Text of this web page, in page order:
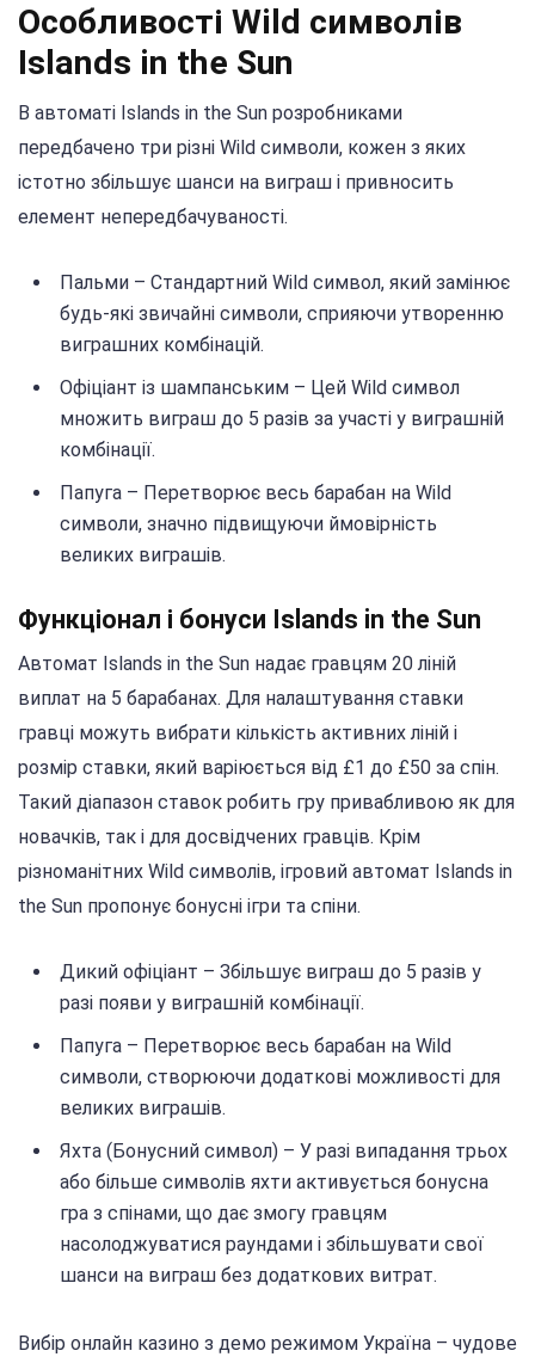
Особливості Wild символів
Islands in the Sun
В автоматі Islands in the Sun розробниками
передбачено три різні Wild символи, кожен з яких
істотно збільшує шанси на виграш і привносить
елемент непередбачуваності.
Пальми – Стандартний Wild символ, який замінює
будь-які звичайні символи, сприяючи утворенню
виграшних комбінацій.
Офіціант із шампанським – Цей Wild символ
множить виграш до 5 разів за участі у виграшній
комбінації.
Папуга – Перетворює весь барабан на Wild
символи, значно підвищуючи ймовірність
великих виграшів.
Функціонал і бонуси Islands in the Sun
Автомат Islands in the Sun надає гравцям 20 ліній
виплат на 5 барабанах. Для налаштування ставки
гравці можуть вибрати кількість активних ліній і
розмір ставки, який варіюється від £1 до £50 за спін.
Такий діапазон ставок робить гру привабливою як для
новачків, так і для досвідчених гравців. Крім
різноманітних Wild символів, ігровий автомат Islands in
the Sun пропонує бонусні ігри та спіни.
Дикий офіціант – Збільшує виграш до 5 разів у
разі появи у виграшній комбінації.
Папуга – Перетворює весь барабан на Wild
символи, створюючи додаткові можливості для
великих виграшів.
Яхта (Бонусний символ) – У разі випадання трьох
або більше символів яхти активується бонусна
гра з спінами, що дає змогу гравцям
насолоджуватися раундами і збільшувати свої
шанси на виграш без додаткових витрат.
Вибір онлайн казино з демо режимом Україна – чудове